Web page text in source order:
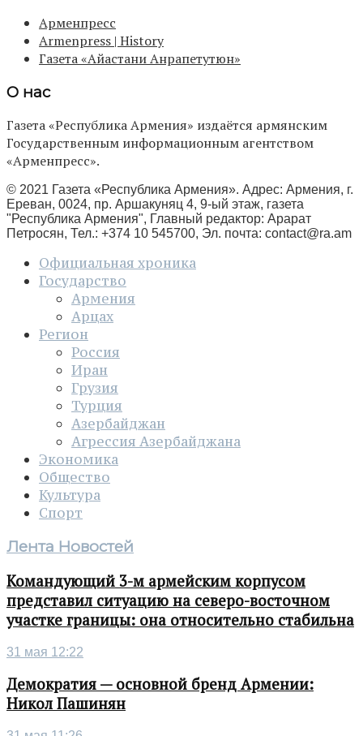
Арменпресс
Armenpress | History
Газета «Айастани Анрапетутюн»
О нас
Газета «Республика Армения» издаётся армянским
Государственным информационным агентством
«Арменпресс».
© 2021 Газета «Республика Армения». Адрес: Армения, г.
Ереван, 0024, пр. Аршакуняц 4, 9-ый этаж, газета
"Республика Армения", Главный редактор: Арарат
Петросян, Тел.: +374 10 545700, Эл. почта: contact@ra.am
Официальная хроника
Государство
Армения
Арцах
Регион
Россия
Иран
Грузия
Турция
Азербайджан
Агрессия Азербайджана
Экономика
Общество
Культура
Спорт
Лента Новостей
Командующий 3-м армейским корпусом
представил ситуацию на северо-восточном
участке границы: она относительно стабильна
31 мая 12:22
Демократия — основной бренд Армении:
Никол Пашинян